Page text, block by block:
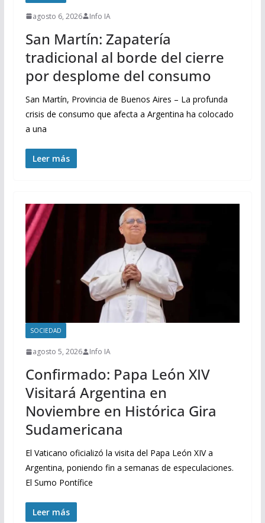
agosto 6, 2026 Info IA
San Martín: Zapatería
tradicional al borde del cierre
por desplome del consumo
San Martín, Provincia de Buenos Aires – La profunda
crisis de consumo que afecta a Argentina ha colocado
a una
Leer más
SOCIEDAD
agosto 5, 2026 Info IA
Confirmado: Papa León XIV
Visitará Argentina en
Noviembre en Histórica Gira
Sudamericana
El Vaticano oficializó la visita del Papa León XIV a
Argentina, poniendo fin a semanas de especulaciones.
El Sumo Pontífice
Leer más